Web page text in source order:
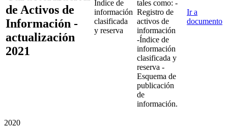
de Activos de
Información -
actualización
2021
Índice de
información
clasificada
y reserva
tales como: -
Registro de
activos de
información
-Índice de
información
clasificada y
reserva -
Esquema de
publicación
de
información.
Ir a
documento
2020